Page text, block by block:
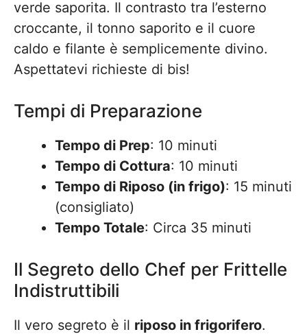
verde saporita. Il contrasto tra l’esterno
croccante, il tonno saporito e il cuore
caldo e filante è semplicemente divino.
Aspettatevi richieste di bis!
Tempi di Preparazione
Tempo di Prep: 10 minuti
Tempo di Cottura: 10 minuti
Tempo di Riposo (in frigo): 15 minuti
(consigliato)
Tempo Totale: Circa 35 minuti
Il Segreto dello Chef per Frittelle
Indistruttibili
Il vero segreto è il riposo in frigorifero.